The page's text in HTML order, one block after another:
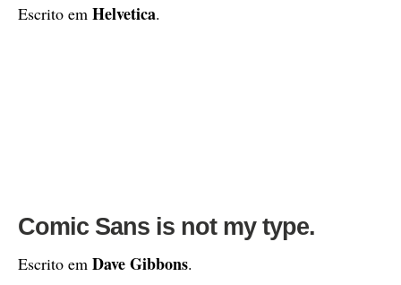
Escrito em Helvetica.
Comic Sans is not my type.
Escrito em Dave Gibbons.